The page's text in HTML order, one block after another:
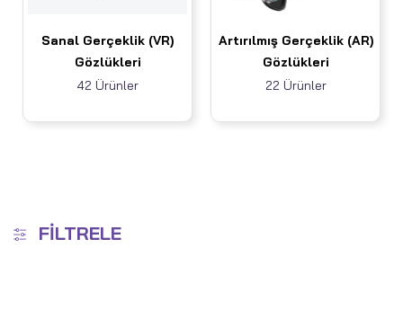
Sanal Gerçeklik (VR)
Gözlükleri
42 Ürünler
Artırılmış Gerçeklik (AR)
Gözlükleri
22 Ürünler
FILTRELE